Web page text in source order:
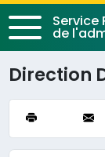
Service
de
Direction